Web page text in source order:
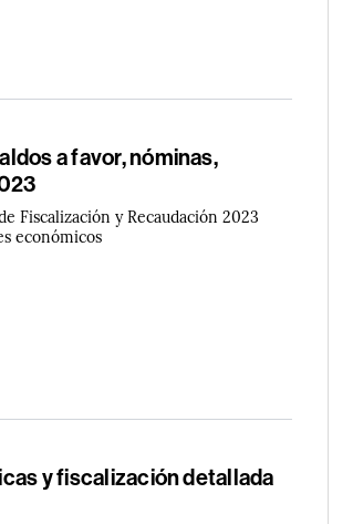
a favor, nóminas,
Fiscalización y Recaudación 2023
económicos
y fiscalización detallada